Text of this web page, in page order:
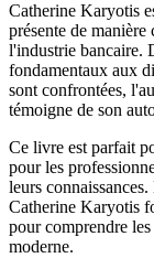
Catherine Karyotis
présente de manière
l'industrie bancaire.
fondamentaux aux
sont confrontées,
témoigne de son
Ce livre est parfait
pour les
leurs
Catherine Karyotis
pour comprendre
moderne.